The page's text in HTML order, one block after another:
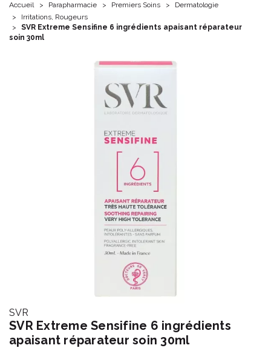
Accueil Parapharmacie Premiers Soins
Dermatologie
Irritations, Rougeurs
SVR Extreme Sensifine 6 ingrédients apaisant réparateur
soin 30ml
SVR
SVR Extreme Sensifine 6 ingrédients
apaisant réparateur soin 30ml